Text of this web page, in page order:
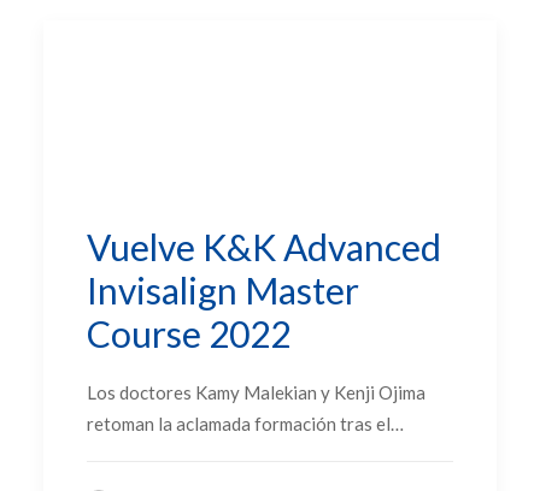
Vuelve K&K Advanced
Invisalign Master
Course 2022
Los doctores Kamy Malekian y Kenji Ojima
retoman la aclamada formación tras el…